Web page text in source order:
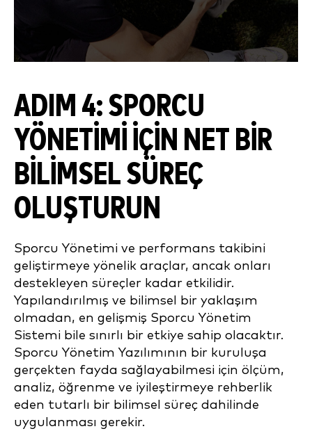
ADIM 4: SPORCU
YÖNETIMI IÇIN NET BIR
BILIMSEL SÜREÇ
OLUŞTURUN
Sporcu Yönetimi ve performans takibini
geliştirmeye yönelik araçlar, ancak onları
destekleyen süreçler kadar etkilidir.
Yapılandırılmış ve bilimsel bir yaklaşım
olmadan, en gelişmiş Sporcu Yönetim
Sistemi bile sınırlı bir etkiye sahip olacaktır.
Sporcu Yönetim Yazılımının bir kuruluşa
gerçekten fayda sağlayabilmesi için ölçüm,
analiz, öğrenme ve iyileştirmeye rehberlik
eden tutarlı bir bilimsel süreç dahilinde
uygulanması gerekir.